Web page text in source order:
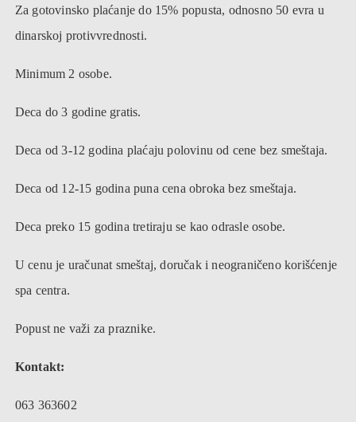
Za gotovinsko plaćanje do 15% popusta, odnosno 50 evra u
dinarskoj protivvrednosti.
Minimum 2 osobe.
Deca do 3 godine gratis.
Deca od 3-12 godina plaćaju polovinu od cene bez smeštaja.
Deca od 12-15 godina puna cena obroka bez smeštaja.
Deca preko 15 godina tretiraju se kao odrasle osobe.
U cenu je uračunat smeštaj, doručak i neograničeno korišćenje
spa centra.
Popust ne važi za praznike.
Kontakt:
063 363602